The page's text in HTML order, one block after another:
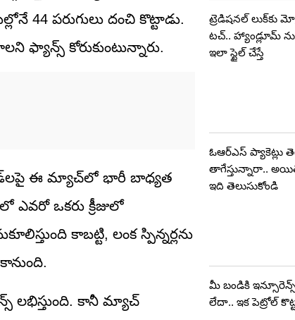
44 పరుగులు దంచి కొట్టాడు.
ఫ్యాన్స్ కోరుకుంటున్నారు.
ఈ మ్యాచ్‌లో భారీ బాధ్యత
ఎవరో ఒకరు క్రీజులో
కాబట్టి, లంక స్పిన్నర్లను
లభిస్తుంది. కానీ మ్యాచ్
ట్రెడిషనల్ లుక్‌కు
టచ్.. హ్యాండ్లూమ్ ను
ఇలా స్టైల్ చేస్తే
ఓఆర్‌ఎస్‌ ప్యాకెట్లు
తాగేస్తున్నారా..
ఇది తెలుసుకోండి
మీ బండికి
లేదా.. ఇక పెట్రోల్